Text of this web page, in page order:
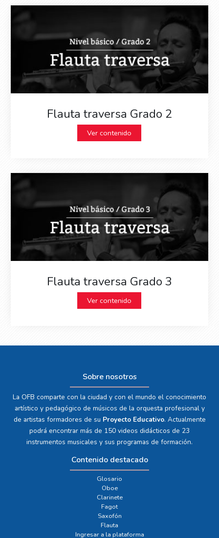
Flauta traversa Grado 2
Ver contenido
Flauta traversa Grado 3
Ver contenido
Sobre nosotros
La OFB comparte con la ciudad y con el mundo el conocimiento
artístico y pedagógico de músicos de la orquesta profesional y
de artistas formadores de su Proyecto Educativo. Actualmente
podrá encontrar más de 150 videos didácticos de 23
instrumentos musicales y sus programas de formación.
Contenido destacado
Glosario
Oboe
Clarinete
Fagot
Saxofón
Flauta
Ingresar a la plataforma